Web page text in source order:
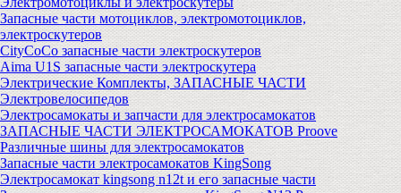
Запасные части мотоциклов, электромотоциклов,
электроскутеров
CityCoCo запасные части электроскутеров
Aima U1S запасные части электроскутера
Электрические Комплекты, ЗАПАСНЫЕ ЧАСТИ
Электровелосипедов
Электросамокаты и запчасти для электросамокатов
ЗАПАСНЫЕ ЧАСТИ ЭЛЕКТРОСАМОКАТОВ Proove
Различные шины для электросамокатов
Запасные части электросамокатов KingSong
Электросамокат kingsong n12t и его запасные части